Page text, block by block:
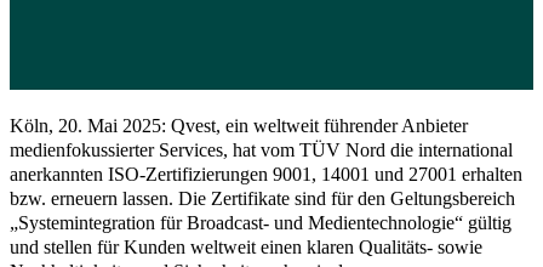
Köln, 20. Mai 2025: Qvest, ein weltweit führender Anbieter
medienfokussierter Services, hat vom TÜV Nord die international
anerkannten ISO-Zertifizierungen 9001, 14001 und 27001 erhalten
bzw. erneuern lassen. Die Zertifikate sind für den Geltungsbereich
„Systemintegration für Broadcast- und Medientechnologie“ gültig
und stellen für Kunden weltweit einen klaren Qualitäts- sowie